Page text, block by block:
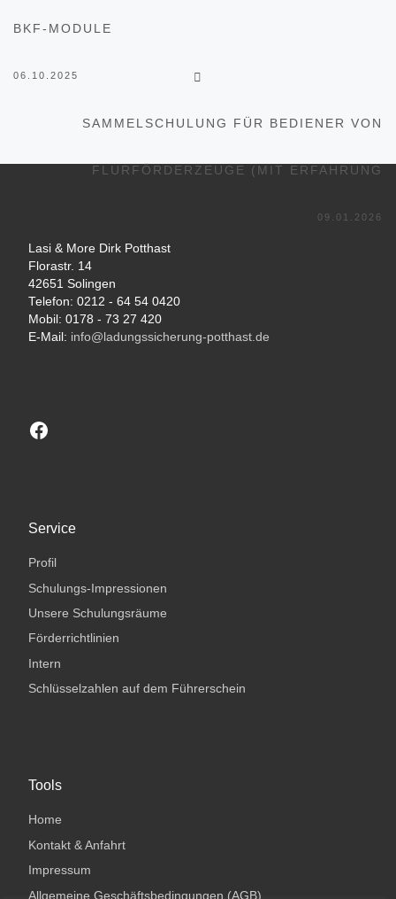
Beitragsnavigation
BKF-MODULE
06.10.2025
SAMMELSCHULUNG FÜR BEDIENER VON
FLURFÖRDERZEUGE (MIT ERFAHRUNG
09.01.2026
Lasi & More Dirk Potthast
Florastr. 14
42651 Solingen
Telefon: 0212 - 64 54 0420
Mobil: 0178 - 73 27 420
E-Mail: info@ladungssicherung-potthast.de
Besuchen sie unsere Facebook-Seite
Service
Profil
Schulungs-Impressionen
Unsere Schulungsräume
Förderrichtlinien
Intern
Schlüsselzahlen auf dem Führerschein
Tools
Home
Kontakt & Anfahrt
Impressum
Allgemeine Geschäftsbedingungen (AGB)